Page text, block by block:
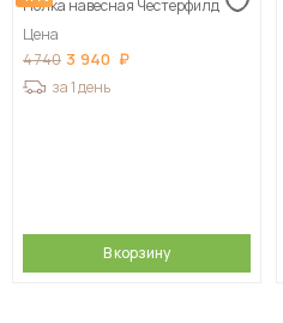
Полка навесная Честерфилд
Цена
4 740 3 940
за 1 день
В корзину